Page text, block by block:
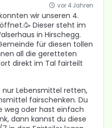
vor 4 Jahren
wir unseren 4.
Dieser steht im
in Hirschegg.
für diesen tollen
all die geretteten
direkt im Tal fairteilt
nur Lebensmittel retten,
fairschenken. Du
weg oder hast einfach
dann kannst du diese